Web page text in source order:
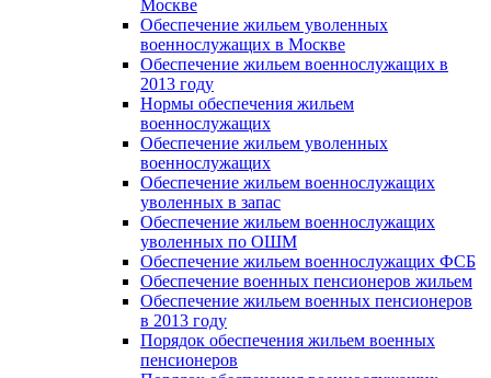
Москве
Обеспечение жильем уволенных
военнослужащих в Москве
Обеспечение жильем военнослужащих в
2013 году
Нормы обеспечения жильем
военнослужащих
Обеспечение жильем уволенных
военнослужащих
Обеспечение жильем военнослужащих
уволенных в запас
Обеспечение жильем военнослужащих
уволенных по ОШМ
Обеспечение жильем военнослужащих ФСБ
Обеспечение военных пенсионеров жильем
Обеспечение жильем военных пенсионеров
в 2013 году
Порядок обеспечения жильем военных
пенсионеров